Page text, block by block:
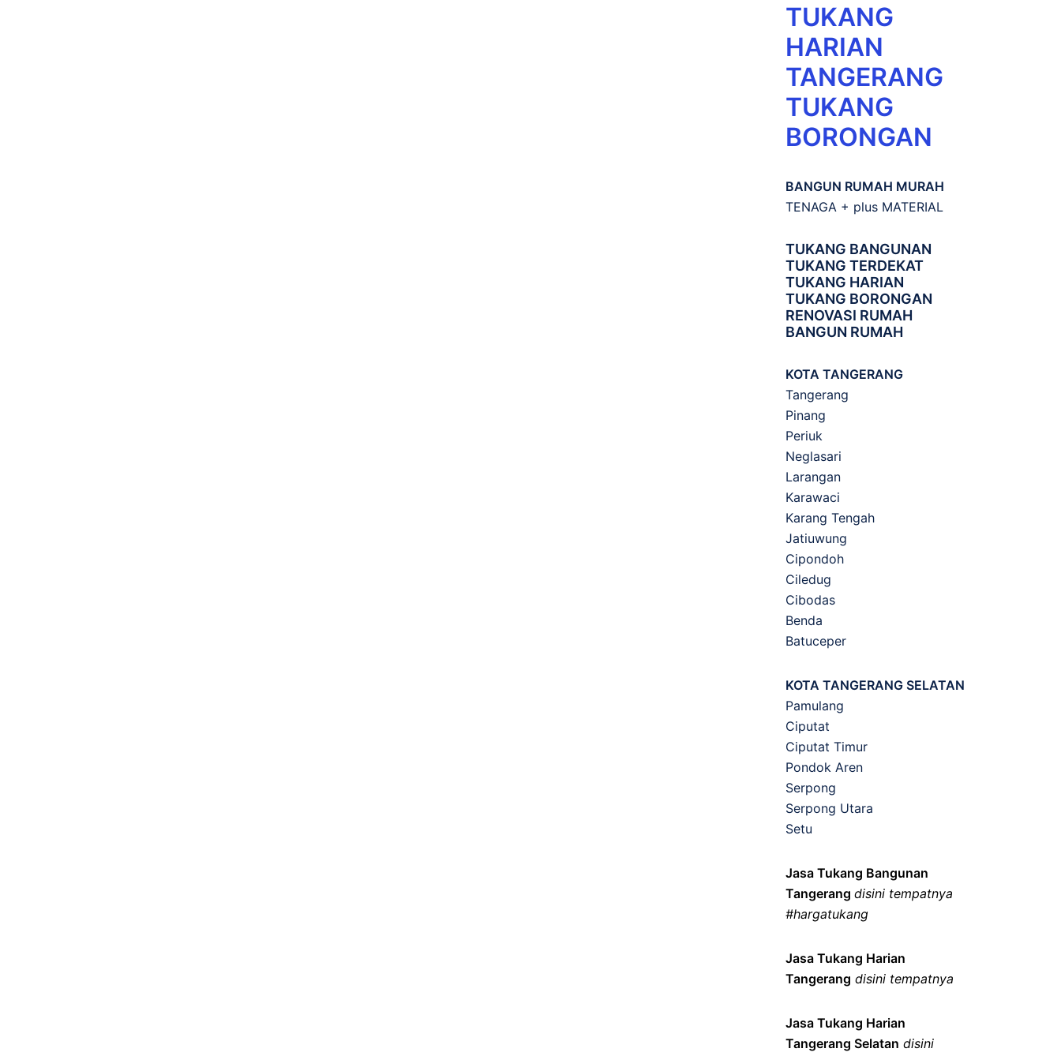
TUKANG
HARIAN
TANGERANG
TUKANG
BORONGAN
BANGUN RUMAH MURAH
TENAGA + plus MATERIAL
TUKANG BANGUNAN
TUKANG TERDEKAT
TUKANG HARIAN
TUKANG BORONGAN
RENOVASI RUMAH
BANGUN RUMAH
KOTA TANGERANG
Tangerang
Pinang
Periuk
Neglasari
Larangan
Karawaci
Karang Tengah
Jatiuwung
Cipondoh
Ciledug
Cibodas
Benda
Batuceper
KOTA TANGERANG SELATAN
Pamulang
Ciputat
Ciputat Timur
Pondok Aren
Serpong
Serpong Utara
Setu
Jasa Tukang Bangunan
Tangerang disini tempatnya
#hargatukang
Jasa Tukang Harian
Tangerang disini tempatnya
Jasa Tukang Harian
Tangerang Selatan disini